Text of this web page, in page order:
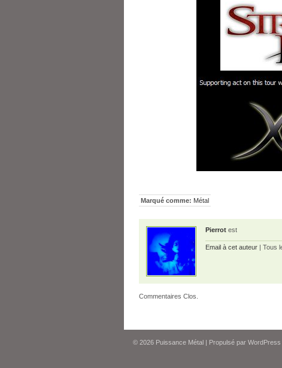
Marqué comme: Métal
Pierrot est
Email à cet auteur | Tous
Commentaires Clos.
© 2026 Puissance Métal | Propulsé par WordPress